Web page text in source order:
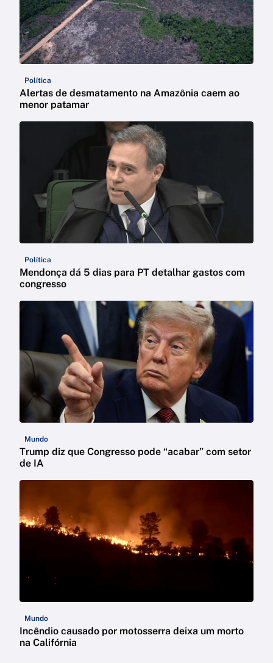
Política
Alertas de desmatamento na Amazônia caem ao
menor patamar
Política
Mendonça dá 5 dias para PT detalhar gastos com
congresso
Mundo
Trump diz que Congresso pode “acabar” com setor
de IA
Mundo
Incêndio causado por motosserra deixa um morto
na Califórnia